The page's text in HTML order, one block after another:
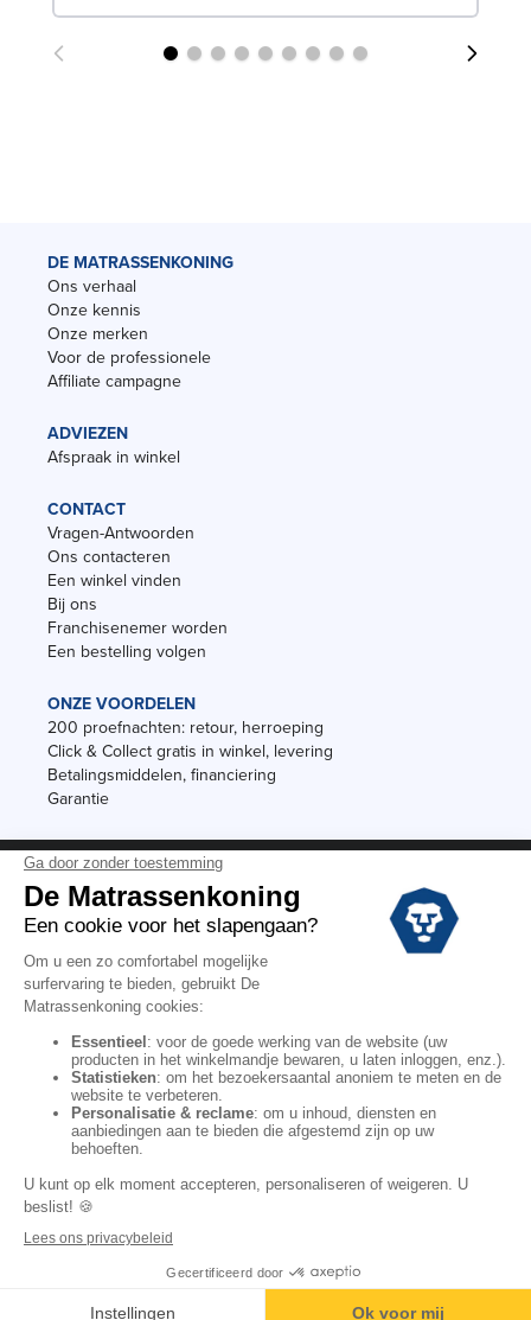
Toevoegen aan winkelmandje
DE MATRASSENKONING
Ons verhaal
Onze kennis
Onze merken
Voor de professionele
Affiliate campagne
ADVIEZEN
Afspraak in winkel
CONTACT
Vragen-Antwoorden
Ons contacteren
Een winkel vinden
Bij ons
Franchisenemer worden
Een bestelling volgen
ONZE VOORDELEN
200 proefnachten: retour, herroeping
Click & Collect gratis in winkel, levering
Betalingsmiddelen, financiering
Garantie
Black Friday
Voorraadverkoop
Algemene verkoopvoorwaarden voor winkels
Algemene verkoopvoorwaarden op internet
Wettelijke Bepalingen
Persoonlijke gegevens
Kortingscodes De Matrassenkoning
Copyright © 2022. All rights reserved.